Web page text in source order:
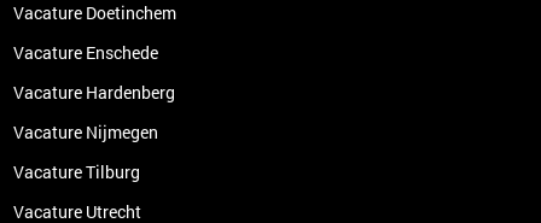
Vacature Doetinchem
Vacature Enschede
Vacature Hardenberg
Vacature Nijmegen
Vacature Tilburg
Vacature Utrecht